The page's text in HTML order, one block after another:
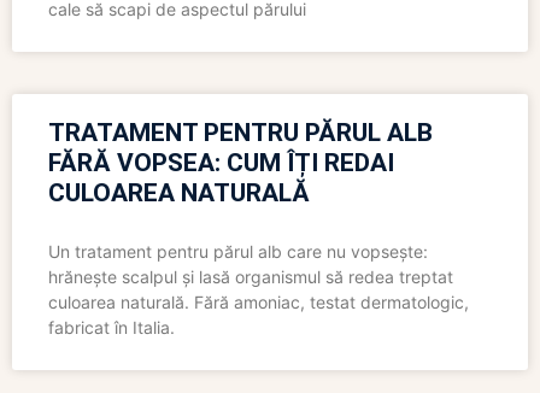
cale să scapi de aspectul părului
TRATAMENT PENTRU PĂRUL ALB
FĂRĂ VOPSEA: CUM ÎȚI REDAI
CULOAREA NATURALĂ
Un tratament pentru părul alb care nu vopsește:
hrănește scalpul și lasă organismul să redea treptat
culoarea naturală. Fără amoniac, testat dermatologic,
fabricat în Italia.